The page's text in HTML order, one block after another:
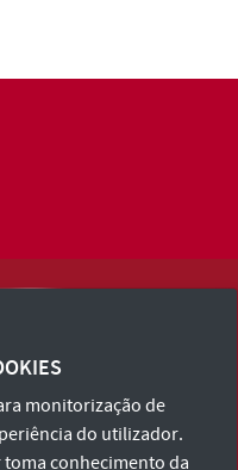
Política de Privacidade
monitorização de
do utilizador.
conhecimento da